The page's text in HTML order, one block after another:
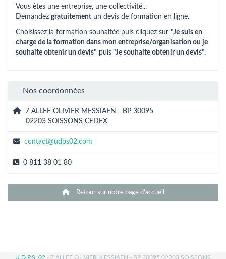
Vous êtes une entreprise, une collectivité...
Demandez gratuitement un devis de formation en ligne.
Choisissez la formation souhaitée puis cliquez sur "Je suis en
charge de la formation dans mon entreprise/organisation ou je
souhaite obtenir un devis" puis "Je souhaite obtenir un devis".
Nos coordonnées
7 ALLEE OLIVIER MESSIAEN - BP 30095
02203 SOISSONS CEDEX
contact@udps02.com
0 811 38 01 80
Retour sur notre page d'accueil
U.D.P.S. 02 - 7 ALLEE OLIVIER MESSIAEN - BP 30095 02203 SOISSONS